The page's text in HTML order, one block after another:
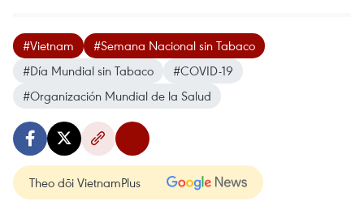
#Vietnam
#Semana Nacional sin Tabaco
#Día Mundial sin Tabaco
#COVID-19
#Organización Mundial de la Salud
Theo dõi VietnamPlus